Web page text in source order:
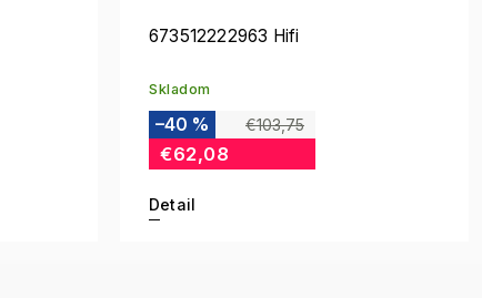
673512222963 Hifi
Skladom
€103,75
–40 %
€62,08
Detail